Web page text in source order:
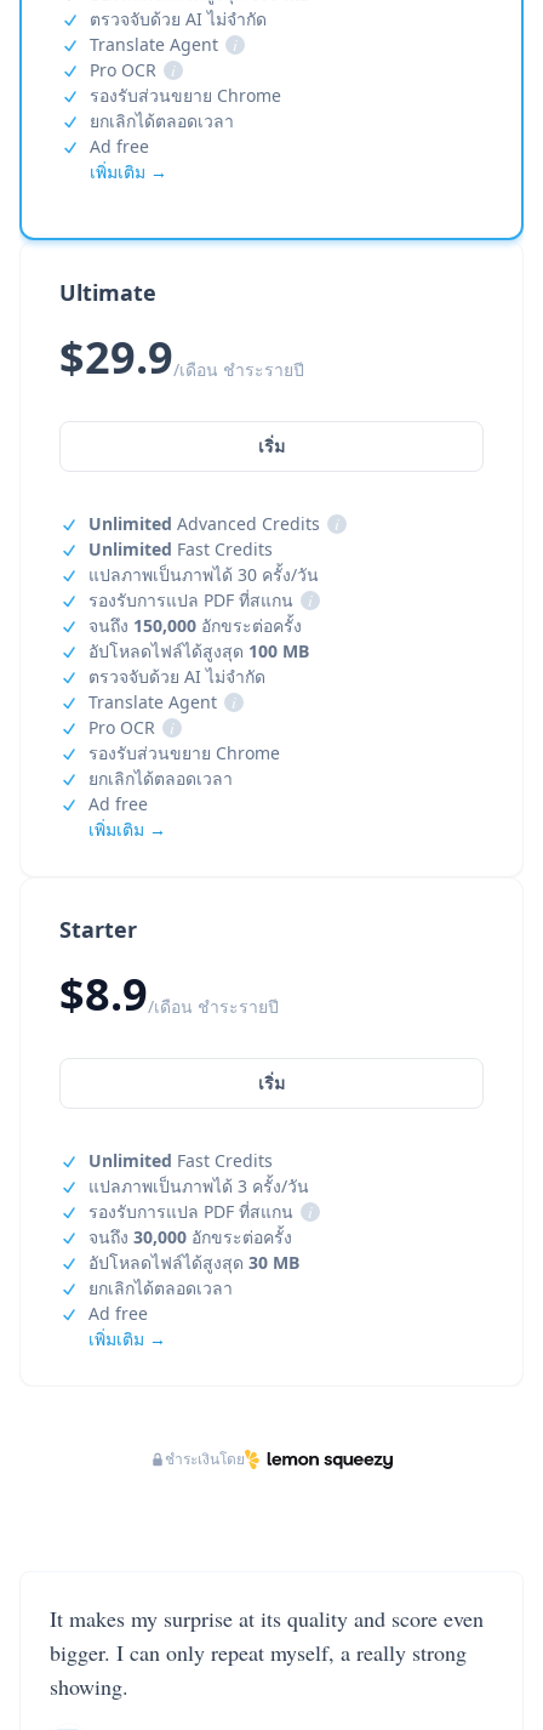
Starter
$8.9/เดือน ชำระรายปี
เริ่ม
Unlimited Fast Credits
แปลภาพเป็นภาพได้ 3 ครั้ง/วัน
รองรับการแปล PDF ที่สแกน
i
จนถึง 30,000 อักขระต่อครั้ง
อัปโหลดไฟล์ได้สูงสุด 30 MB
ยกเลิกได้ตลอดเวลา
Ad free
เพิ่มเติม →
ตรวจจับด้วย AI ไม่จำกัด
Translate Agent
i
Pro OCR
i
รองรับส่วนขยาย Chrome
ยกเลิกได้ตลอดเวลา
Ad free
เพิ่มเติม →
Ultimate
$29.9/เดือน ชำระรายปี
เริ่ม
Unlimited Advanced Credits
i
Unlimited Fast Credits
แปลภาพเป็นภาพได้ 30 ครั้ง/วัน
รองรับการแปล PDF ที่สแกน
i
จนถึง 150,000 อักขระต่อครั้ง
อัปโหลดไฟล์ได้สูงสุด 100 MB
ตรวจจับด้วย AI ไม่จำกัด
Translate Agent
i
Pro OCR
i
รองรับส่วนขยาย Chrome
ยกเลิกได้ตลอดเวลา
Ad free
เพิ่มเติม →
ชำระเงินโดย
It makes my surprise at its quality and score even
bigger. I can only repeat myself, a really strong
showing.